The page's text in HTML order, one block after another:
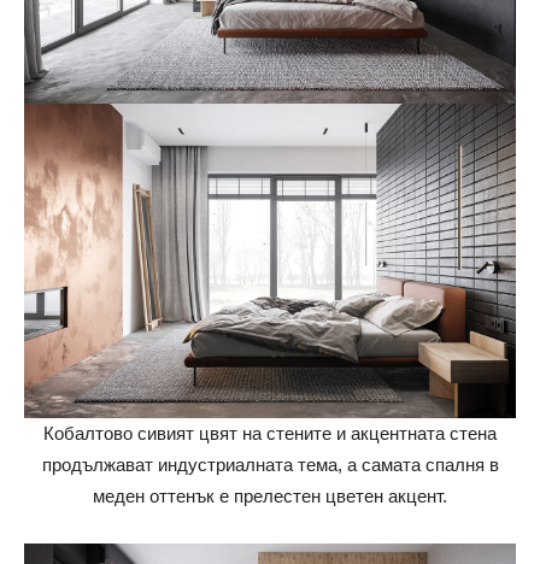
Кобалтово сивият цвят на стените и акцентната стена
продължават индустриалната тема, а самата спалня в
меден оттенък е прелестен цветен акцент.